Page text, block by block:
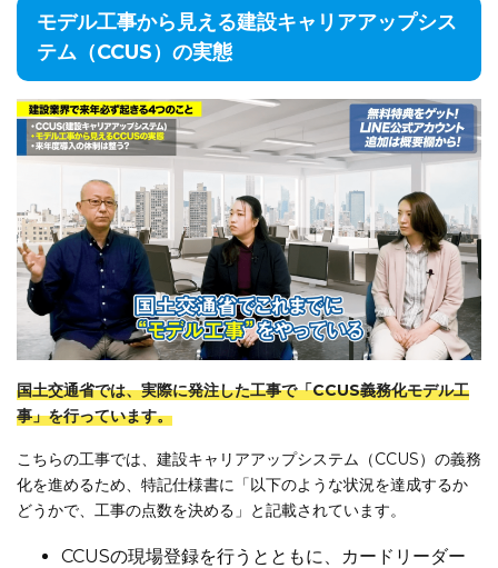
モデル工事から見える建設キャリアアップシス
テム（CCUS）の実態
国土交通省では、実際に発注した工事で「CCUS義務化モデル工
事」を行っています。
こちらの工事では、建設キャリアアップシステム（CCUS）の義務
化を進めるため、特記仕様書に「以下のような状況を達成するか
どうかで、工事の点数を決める」と記載されています。
CCUSの現場登録を行うとともに、カードリーダー